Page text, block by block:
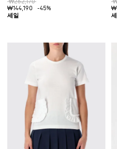
₩262,170
₩144,190
-45%